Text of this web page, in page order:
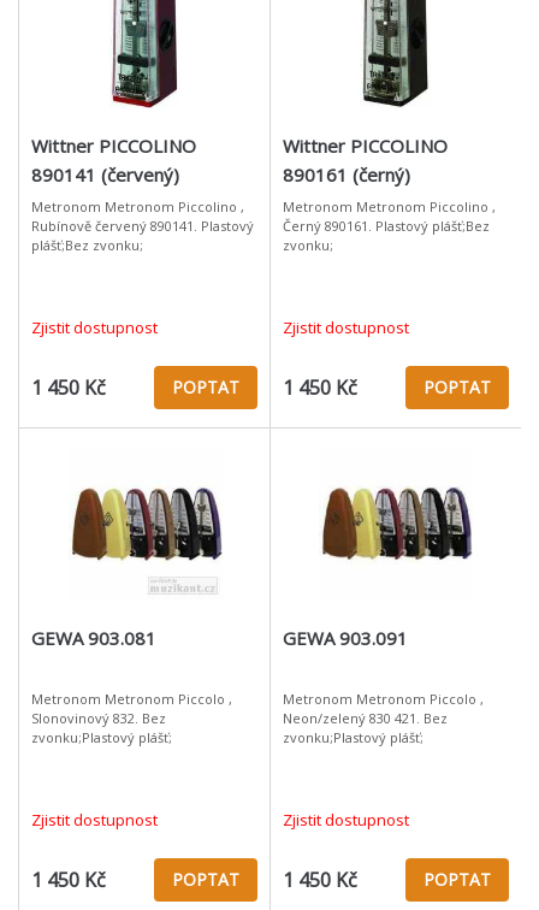
Wittner PICCOLINO
890141 (červený)
Metronom Metronom Piccolino ,
Rubínově červený 890141. Plastový
plášť;Bez zvonku;
Zjistit dostupnost
1 450 Kč POPTAT
Wittner PICCOLINO
890161 (černý)
Metronom Metronom Piccolino ,
Černý 890161. Plastový plášť;Bez
zvonku;
Zjistit dostupnost
1 450 Kč POPTAT
GEWA 903.081
Metronom Metronom Piccolo ,
Slonovinový 832. Bez
zvonku;Plastový plášť;
Zjistit dostupnost
1 450 Kč POPTAT
GEWA 903.091
Metronom Metronom Piccolo ,
Neon/zelený 830 421. Bez
zvonku;Plastový plášť;
Zjistit dostupnost
1 450 Kč POPTAT